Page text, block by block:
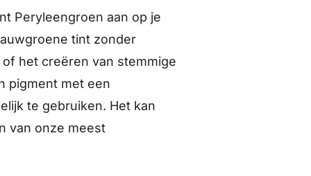
Peryleengroen aan op je
tint zonder
het creëren van stemmige
pigment met een
te gebruiken. Het kan
van onze meest